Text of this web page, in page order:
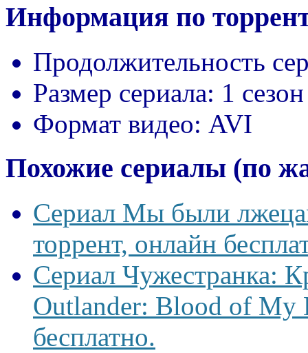
Информация по
Продолжительность
Размер сериала: 1
Формат видео: AVI
Похожие сериалы (по
Сериал Мы были
торрент, онлайн
Сериал Чужестранка:
Outlander: Blood of My
бесплатно.